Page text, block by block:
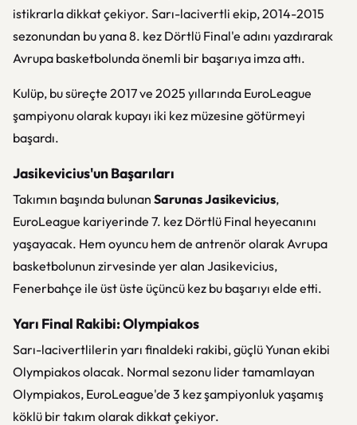
istikrarla dikkat çekiyor. Sarı-lacivertli ekip, 2014-2015
sezonundan bu yana 8. kez Dörtlü Final'e adını yazdırarak
Avrupa basketbolunda önemli bir başarıya imza attı.
Kulüp, bu süreçte 2017 ve 2025 yıllarında EuroLeague
şampiyonu olarak kupayı iki kez müzesine götürmeyi
başardı.
Jasikevicius'un Başarıları
Takımın başında bulunan Sarunas Jasikevicius,
EuroLeague kariyerinde 7. kez Dörtlü Final heyecanını
yaşayacak. Hem oyuncu hem de antrenör olarak Avrupa
basketbolunun zirvesinde yer alan Jasikevicius,
Fenerbahçe ile üst üste üçüncü kez bu başarıyı elde etti.
Yarı Final Rakibi: Olympiakos
Sarı-lacivertlilerin yarı finaldeki rakibi, güçlü Yunan ekibi
Olympiakos olacak. Normal sezonu lider tamamlayan
Olympiakos, EuroLeague'de 3 kez şampiyonluk yaşamış
köklü bir takım olarak dikkat çekiyor.